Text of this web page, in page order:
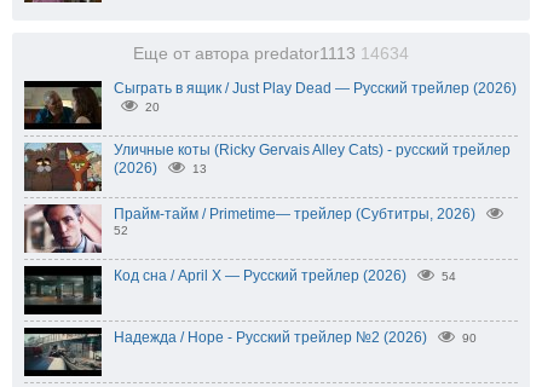
Еще от автора predator1113 14634
Сыграть в ящик / Just Play Dead — Русский трейлер (2026)
20
Уличные коты (Ricky Gervais Alley Cats) - русский трейлер
(2026)
13
Прайм-тайм / Primetime— трейлер (Субтитры, 2026)
52
Код сна / April X — Русский трейлер (2026) 54
Надежда / Hope - Русский трейлер №2 (2026) 90